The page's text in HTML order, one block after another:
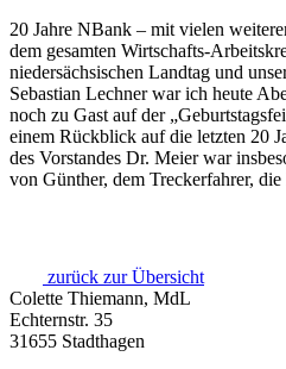
20 Jahre NBank – mit vielen
dem gesamten Wirtschafts-
niedersächsischen Landtag und
Sebastian Lechner war ich heute
noch zu Gast auf der
einem Rückblick auf die letzten 20
des Vorstandes Dr. Meier war
von Günther, dem Treckerfahrer,
zurück zur Übersicht
Colette Thiemann, MdL
Echternstr. 35
31655 Stadthagen